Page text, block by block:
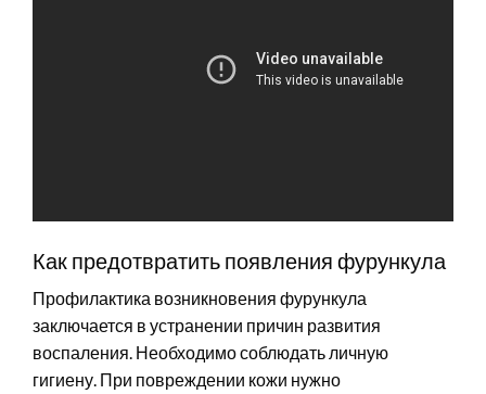
Как предотвратить появления фурункула
Профилактика возникновения фурункула
заключается в устранении причин развития
воспаления. Необходимо соблюдать личную
гигиену. При повреждении кожи нужно